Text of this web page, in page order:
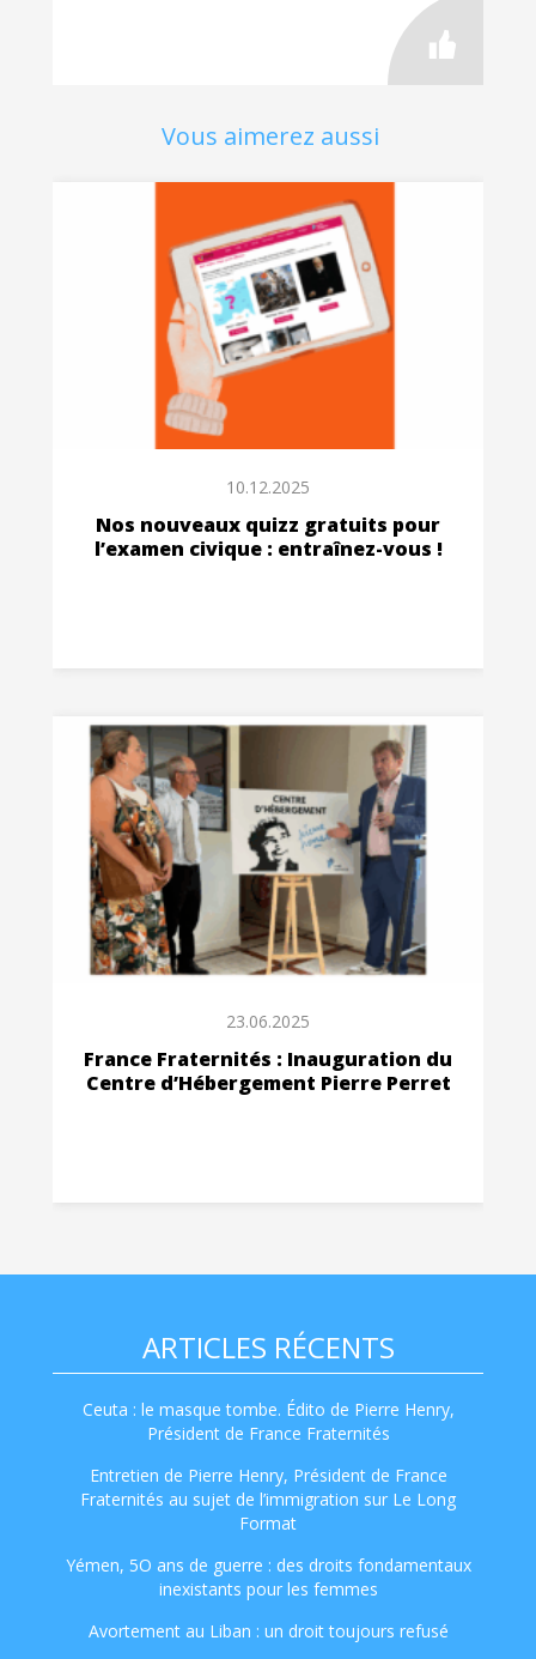
Vous aimerez aussi
10.12.2025
Nos nouveaux quizz gratuits pour
l’examen civique : entraînez-vous !
23.06.2025
France Fraternités : Inauguration du
Centre d’Hébergement Pierre Perret
ARTICLES RÉCENTS
Ceuta : le masque tombe. Édito de Pierre Henry,
Président de France Fraternités
Entretien de Pierre Henry, Président de France
Fraternités au sujet de l’immigration sur Le Long
Format
Yémen, 5O ans de guerre : des droits fondamentaux
inexistants pour les femmes
Avortement au Liban : un droit toujours refusé